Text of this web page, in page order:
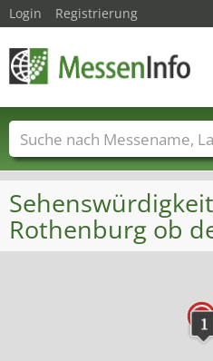
Rothenburg ob
Login Registrierung
Messenamen Länder
Dienstleisterbranchen